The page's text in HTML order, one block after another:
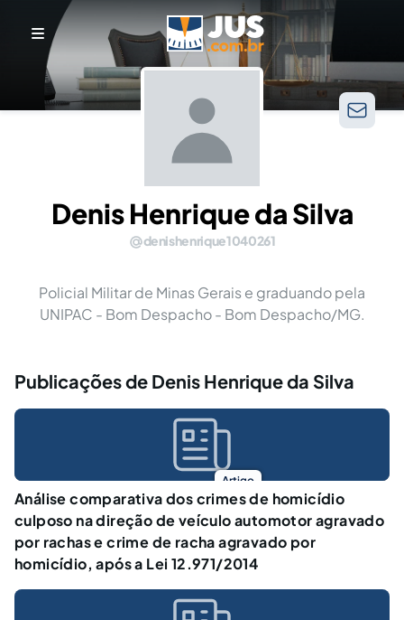
Denis Henrique da Silva
denishenrique1040261
Policial Militar de Minas Gerais e graduando pela
UNIPAC - Bom Despacho - Bom Despacho/MG.
Publicações de Denis Henrique da Silva
Artigo
Análise comparativa dos crimes de homicídio
culposo na direção de veículo automotor agravado
por rachas e crime de racha agravado por
homicídio, após a Lei 12.971/2014